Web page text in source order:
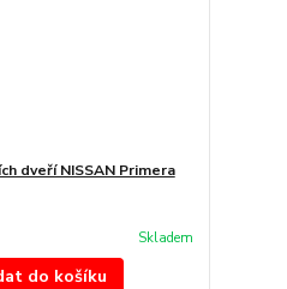
dveří NISSAN Primera
Skladem
do košíku